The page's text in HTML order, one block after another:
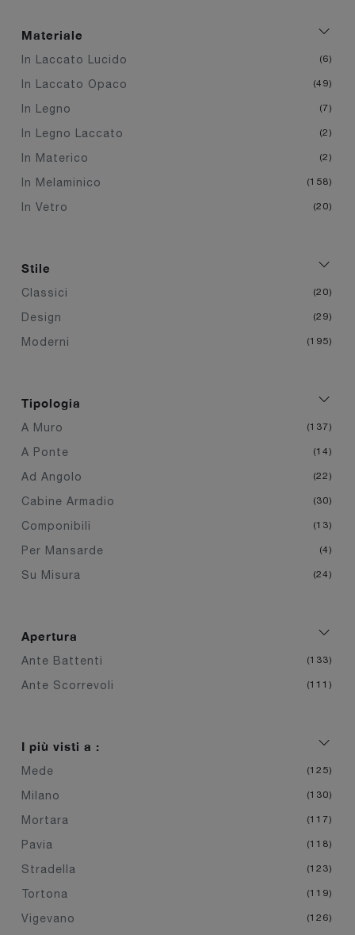
Materiale
In Laccato Lucido 6
In Laccato Opaco 49
In Legno 7
In Legno Laccato 2
In Materico 2
In Melaminico 158
In Vetro 20
Stile
Classici 20
Design 29
Moderni 195
Tipologia
A Muro 137
A Ponte 14
Ad Angolo 22
Cabine Armadio 30
Componibili 13
Per Mansarde 4
Su Misura 24
Apertura
Ante Battenti 133
Ante Scorrevoli 111
I più visti a :
Mede 125
Milano 130
Mortara 117
Pavia 118
Stradella 123
Tortona 119
Vigevano 126